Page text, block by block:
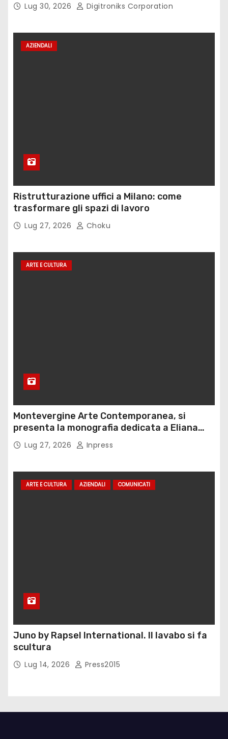
Lug 30, 2026 Digitroniks Corporation
AZIENDALI
Ristrutturazione uffici a Milano: come
trasformare gli spazi di lavoro
Lug 27, 2026 Choku
ARTE E CULTURA
Montevergine Arte Contemporanea, si
presenta la monografia dedicata a Eliana
Adorno
Lug 27, 2026 Inpress
ARTE E CULTURA AZIENDALI COMUNICATI
Juno by Rapsel International. Il lavabo si fa
scultura
Lug 14, 2026 Press2015